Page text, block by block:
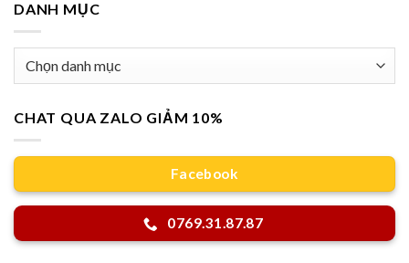
DANH MỤC
CHAT QUA ZALO GIẢM 10%
Facebook
0769.31.87.87